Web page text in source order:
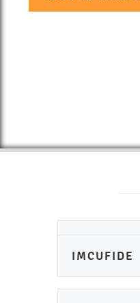
IMCUFIDE